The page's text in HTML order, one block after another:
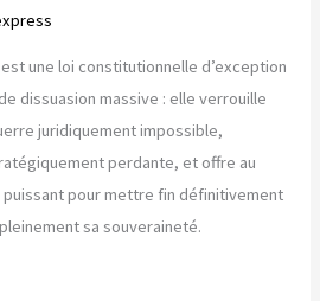
une loi constitutionnelle d’exception
dissuasion massive : elle verrouille
juridiquement impossible,
perdante, et offre au
puissant pour mettre fin définitivement
sa souveraineté.